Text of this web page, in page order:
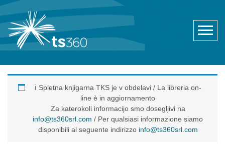
ℹ️ Spletna knjigarna TKS je v obdelavi / La libreria on-
line è in aggiornamento
Za katerokoli informacijo smo dosegljivi na
info@ts360srl.com / Per qualsiasi informazione siamo
disponibili al seguente indirizzo info@ts360srl.com